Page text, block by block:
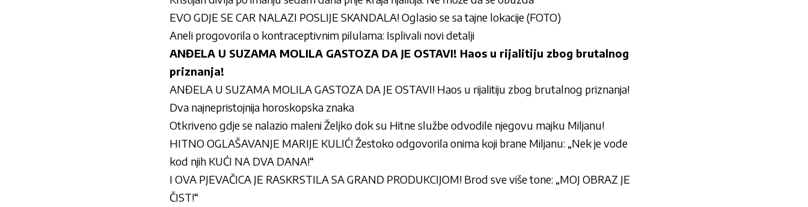
EVO GDJE SE CAR NALAZI POSLIJE SKANDALA! Oglasio se sa tajne lokacije (FOTO)
Aneli progovorila o kontraceptivnim pilulama: Isplivali novi detalji
ANĐELA U SUZAMA MOLILA GASTOZA DA JE OSTAVI! Haos u rijalitiju zbog brutalnog
priznanja!
ANĐELA U SUZAMA MOLILA GASTOZA DA JE OSTAVI! Haos u rijalitiju zbog brutalnog priznanja!
Dva najnepristojnija horoskopska znaka
Otkriveno gdje se nalazio maleni Željko dok su Hitne službe odvodile njegovu majku Miljanu!
HITNO OGLAŠAVANJE MARIJE KULIĆ! Žestoko odgovorila onima koji brane Miljanu: „Nek je vode
kod njih KUĆI NA DVA DANA!“
I OVA PJEVAČICA JE RASKRSTILA SA GRAND PRODUKCIJOM! Brod sve više tone: „MOJ OBRAZ JE
ČIST!“